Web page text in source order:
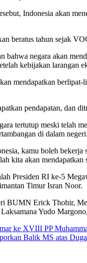
Indonesia akan
beratus tahun sejak
bahwa negara akan
kebijakan larangan
mendapatkan
pendapatan, dan
tertutup meski telah
di dalam negeri.
kamu boleh
kita akan
Presiden RI ke-5
Timur Isran Noor.
BUMN Erick Thohir,
Yudo
ke XVIII PP
Balik MS atas